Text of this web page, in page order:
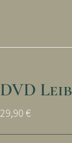
DVD
29,90 €